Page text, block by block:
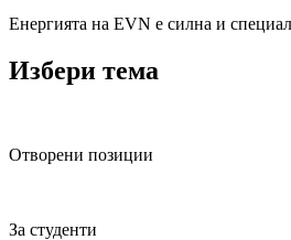
Енергията на EVN е силна и
Избери тема
Отворени позиции
За студенти